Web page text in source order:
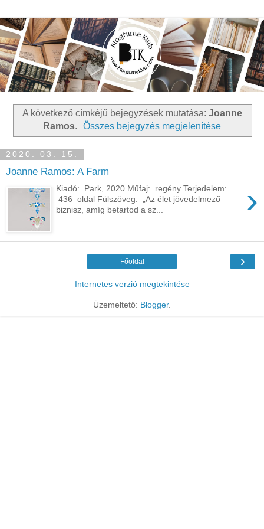
A következő címkéjű bejegyzések mutatása: Joanne
Ramos. Összes bejegyzés megjelenítése
2020. 03. 15.
Joanne Ramos: A Farm
›
Kiadó: Park, 2020 Műfaj: regény Terjedelem:
436 oldal Fülszöveg: „Az élet jövedelmező
biznisz, amíg betartod a sz...
›
Főoldal
Internetes verzió megtekintése
Üzemeltető: Blogger.